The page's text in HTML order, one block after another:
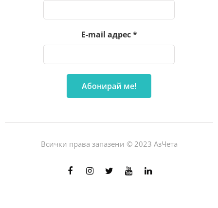
E-mail адрес*
Всички права запазени © 2023 АзЧета